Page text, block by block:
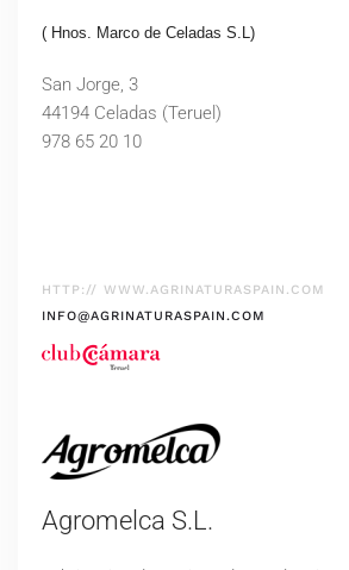
( Hnos. Marco de Celadas S.L)
San Jorge, 3
44194 Celadas (Teruel)
978 65 20 10
HTTP:// WWW.AGRINATURASPAIN.COM
INFO@AGRINATURASPAIN.COM
Agromelca S.L.